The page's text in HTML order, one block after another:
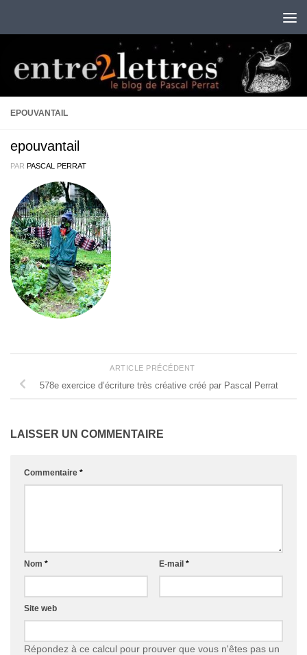
EPOUVANTAIL
epouvantail
PAR PASCAL PERRAT
ARTICLE PRÉCÉDENT
578e exercice d’écriture très créative créé par Pascal Perrat
LAISSER UN COMMENTAIRE
Commentaire *
Nom * E-mail *
Site web
Répondez à ce calcul pour prouver que vous n'êtes pas un